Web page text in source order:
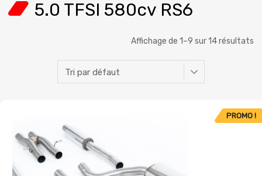
5.0 TFSI 580cv RS6
Affichage de 1–9 sur 14 résultats
PROMO !